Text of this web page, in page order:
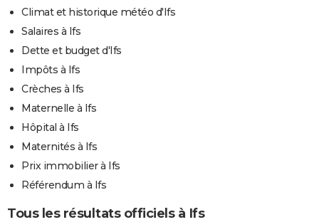
Climat et historique météo d'Ifs
Salaires à Ifs
Dette et budget d'Ifs
Impôts à Ifs
Crèches à Ifs
Maternelle à Ifs
Hôpital à Ifs
Maternités à Ifs
Prix immobilier à Ifs
Référendum à Ifs
Tous les résultats officiels à Ifs